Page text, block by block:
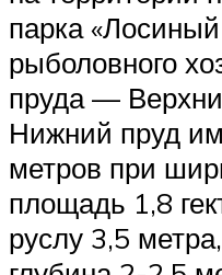
парка
рыболовного
пруда —
Нижний пруд
метров при
площадь 1,8
руслу 3,5